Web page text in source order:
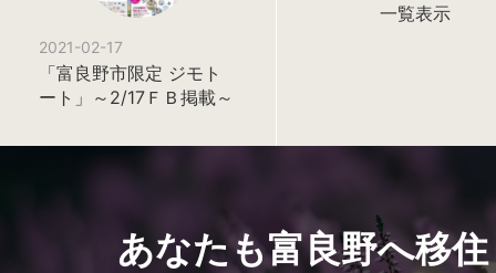
2021-02-17
「富良野市限定 ジモト
ート」～2/17ＦＢ掲載～
一覧表示
あなたも富良野へ移